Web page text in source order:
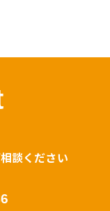
談ください